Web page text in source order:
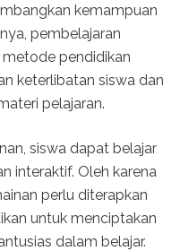
kemampuan
pembelajaran
pendidikan
keterlibatan siswa dan
pelajaran.
siswa dapat belajar
interaktif. Oleh karena
perlu diterapkan
untuk menciptakan
dalam belajar.